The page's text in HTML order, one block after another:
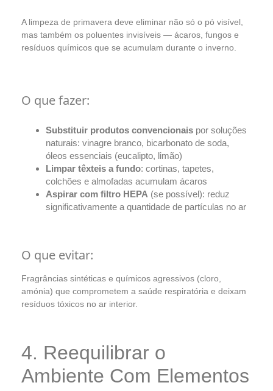
A limpeza de primavera deve eliminar não só o pó visível,
mas também os poluentes invisíveis — ácaros, fungos e
resíduos químicos que se acumulam durante o inverno.
O que fazer:
Substituir produtos convencionais por soluções
naturais: vinagre branco, bicarbonato de soda,
óleos essenciais (eucalipto, limão)
Limpar têxteis a fundo: cortinas, tapetes,
colchões e almofadas acumulam ácaros
Aspirar com filtro HEPA (se possível): reduz
significativamente a quantidade de partículas no ar
O que evitar:
Fragrâncias sintéticas e químicos agressivos (cloro,
amónia) que comprometem a saúde respiratória e deixam
resíduos tóxicos no ar interior.
4. Reequilibrar o
Ambiente Com Elementos